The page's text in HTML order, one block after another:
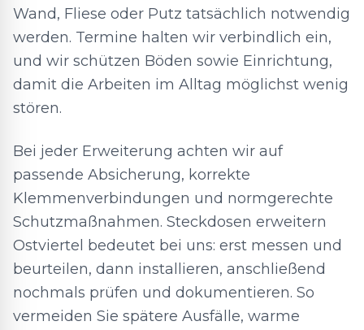
Wand, Fliese oder Putz tatsächlich notwendig
werden. Termine halten wir verbindlich ein,
und wir schützen Böden sowie Einrichtung,
damit die Arbeiten im Alltag möglichst wenig
stören.
Bei jeder Erweiterung achten wir auf
passende Absicherung, korrekte
Klemmenverbindungen und normgerechte
Schutzmaßnahmen. Steckdosen erweitern
Ostviertel bedeutet bei uns: erst messen und
beurteilen, dann installieren, anschließend
nochmals prüfen und dokumentieren. So
vermeiden Sie spätere Ausfälle, warme